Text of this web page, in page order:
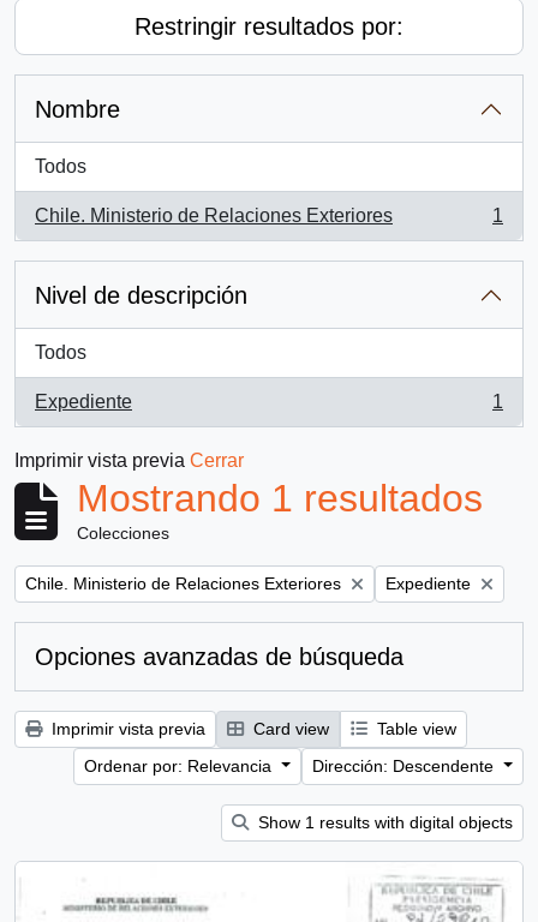
Restringir resultados por:
Nombre
Todos
Chile. Ministerio de Relaciones Exteriores
, 1 resultados
1
Nivel de descripción
Todos
Expediente
, 1 resultados
1
Imprimir vista previa Cerrar
Mostrando 1 resultados
Colecciones
Remove filter:
Chile. Ministerio de Relaciones Exteriores Remove filter:
Expediente
Opciones avanzadas de búsqueda
Imprimir vista previa Card view
Table view
Ordenar por: Relevancia
Dirección: Descendente
Show 1 results with digital objects